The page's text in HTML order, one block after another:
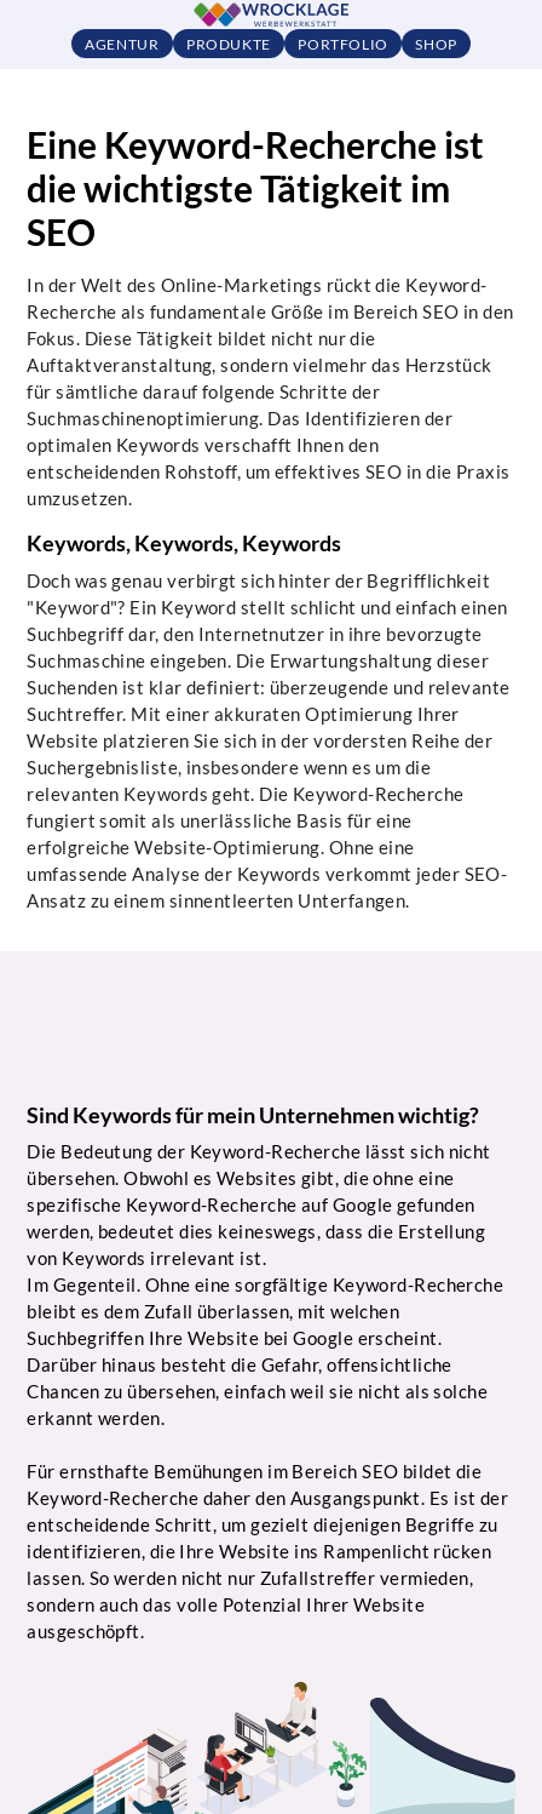
AGENTUR PRODUKTE PORTFOLIO SHOP
Eine Keyword-Recherche ist
die wichtigste Tätigkeit im
SEO
In der Welt des Online-Marketings rückt die Keyword-
Recherche als fundamentale Größe im Bereich SEO in den
Fokus. Diese Tätigkeit bildet nicht nur die
Auftaktveranstaltung, sondern vielmehr das Herzstück
für sämtliche darauf folgende Schritte der
Suchmaschinenoptimierung. Das Identifizieren der
optimalen Keywords verschafft Ihnen den
entscheidenden Rohstoff, um effektives SEO in die Praxis
umzusetzen.
Keywords, Keywords, Keywords
Doch was genau verbirgt sich hinter der Begrifflichkeit
"Keyword"? Ein Keyword stellt schlicht und einfach einen
Suchbegriff dar, den Internetnutzer in ihre bevorzugte
Suchmaschine eingeben. Die Erwartungshaltung dieser
Suchenden ist klar definiert: überzeugende und relevante
Suchtreffer. Mit einer akkuraten Optimierung Ihrer
Website platzieren Sie sich in der vordersten Reihe der
Suchergebnisliste, insbesondere wenn es um die
relevanten Keywords geht. Die Keyword-Recherche
fungiert somit als unerlässliche Basis für eine
erfolgreiche Website-Optimierung. Ohne eine
umfassende Analyse der Keywords verkommt jeder SEO-
Ansatz zu einem sinnentleerten Unterfangen.
Sind Keywords für mein Unternehmen wichtig?
Die Bedeutung der Keyword-Recherche lässt sich nicht
übersehen. Obwohl es Websites gibt, die ohne eine
spezifische Keyword-Recherche auf Google gefunden
werden, bedeutet dies keineswegs, dass die Erstellung
von Keywords irrelevant ist.
Im Gegenteil. Ohne eine sorgfältige Keyword-Recherche
bleibt es dem Zufall überlassen, mit welchen
Suchbegriffen Ihre Website bei Google erscheint.
Darüber hinaus besteht die Gefahr, offensichtliche
Chancen zu übersehen, einfach weil sie nicht als solche
erkannt werden.
Für ernsthafte Bemühungen im Bereich SEO bildet die
Keyword-Recherche daher den Ausgangspunkt. Es ist der
entscheidende Schritt, um gezielt diejenigen Begriffe zu
identifizieren, die Ihre Website ins Rampenlicht rücken
lassen. So werden nicht nur Zufallstreffer vermieden,
sondern auch das volle Potenzial Ihrer Website
ausgeschöpft.